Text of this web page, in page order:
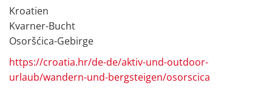
Kroatien
Kvarner-Bucht
Osoršćica-Gebirge
https://croatia.hr/de-de/aktiv-und-outdoor-
urlaub/wandern-und-bergsteigen/osorscica